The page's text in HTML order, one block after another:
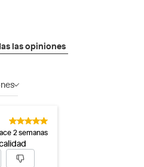
las opiniones
2 semanas